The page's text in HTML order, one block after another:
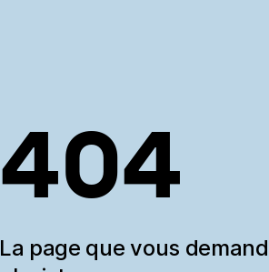
404
La page que vous